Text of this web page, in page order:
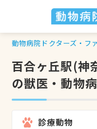
動物病院ドクターズ・フ
百合ヶ丘駅(神
の獣医・動物
診療動物